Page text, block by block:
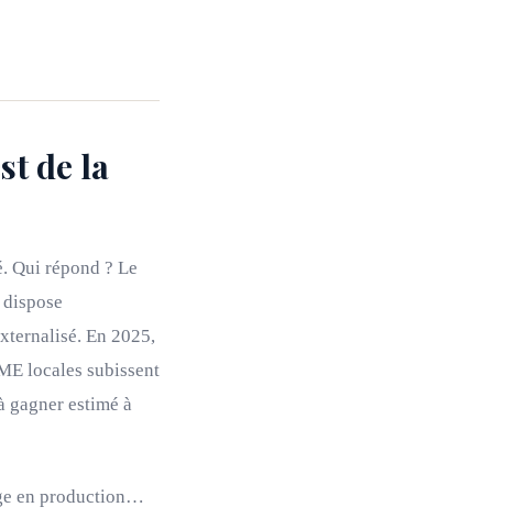
de la
Qui répond ? Le
En 2025,
locales subissent
gagner estimé à
en production…